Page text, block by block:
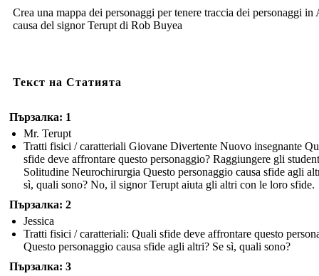
Crea una mappa dei personaggi per tenere traccia dei personaggi in
causa del signor Terupt di Rob Buyea
Текст на Статията
Пързалка: 1
Mr. Terupt
Tratti fisici / caratteriali Giovane Divertente Nuovo insegnante
sfide deve affrontare questo personaggio? Raggiungere gli
Solitudine Neurochirurgia Questo personaggio causa sfide agli
sì, quali sono? No, il signor Terupt aiuta gli altri con le loro sfide.
Пързалка: 2
Jessica
Tratti fisici / caratteriali: Quali sfide deve affrontare questo
Questo personaggio causa sfide agli altri? Se sì, quali sono?
Пързалка: 3